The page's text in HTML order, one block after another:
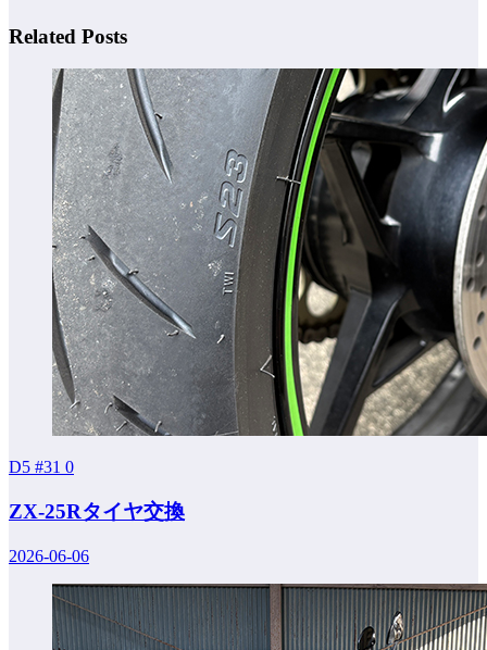
Related Posts
D5 #31 0
ZX-25Rタイヤ交換
2026-06-06